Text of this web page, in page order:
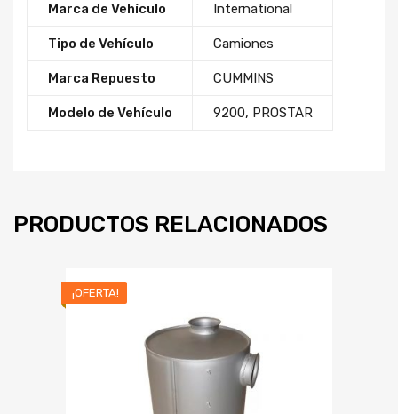
Marca de Vehículo International
Tipo de Vehículo Camiones
Marca Repuesto CUMMINS
Modelo de Vehículo 9200, PROSTAR
PRODUCTOS RELACIONADOS
¡OFERTA!